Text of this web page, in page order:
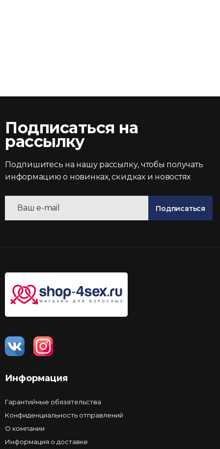
Подписаться на
рассылку
Подпишитесь на нашу рассылку, чтобы получать
информацию о новинках, скидках и новостях
Подписаться
Информация
Гарантийные обязятельства
Конфиденциальность отправлений
О компании
Информация о доставке